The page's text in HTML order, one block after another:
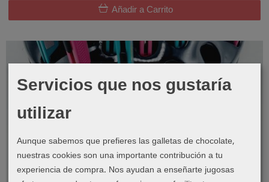
Añadir a Carrito
Servicios que nos gustaría
utilizar
Aunque sabemos que prefieres las galletas de chocolate,
nuestras cookies son una importante contribución a tu
experiencia de compra. Nos ayudan a enseñarte jugosas